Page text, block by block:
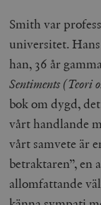
Smith var
universitet.
han, 36 år
Sentiments (Teori
bok om dygd,
vårt handlande
vårt samvete är
betraktaren”, en
allomfattande